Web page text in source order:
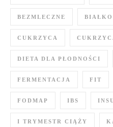
BEZMLECZNE BIAŁKO
CUKRZYCA
DIETA DLA PŁODNOŚCI
FERMENTACJA FIT
FODMAP IBS
I TRYMESTR CIĄŻY